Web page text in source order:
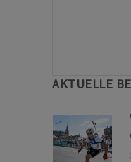
AKTUELLE